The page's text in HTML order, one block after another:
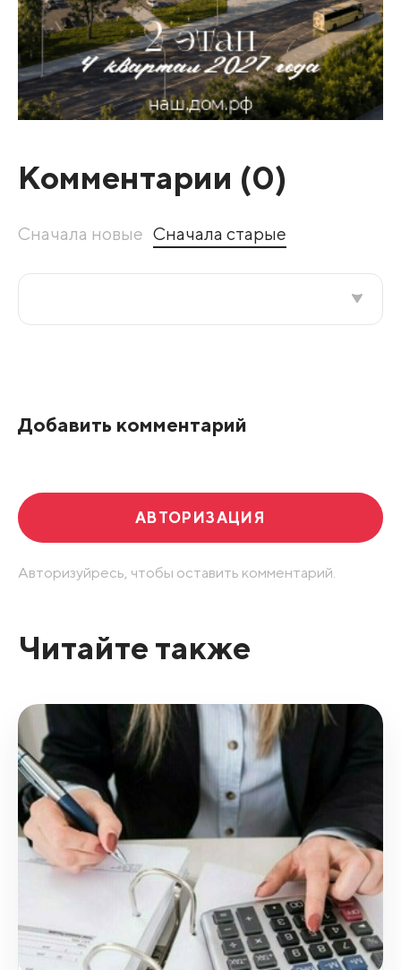
Комментарии (0)
Сначала новые Сначала старые
Добавить комментарий
АВТОРИЗАЦИЯ
Авторизуйресь, чтобы оставить комментарий.
Читайте также